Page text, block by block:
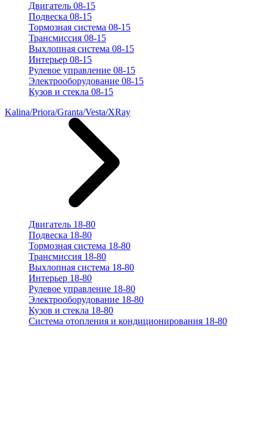
Двигатель 08-15
Подвеска 08-15
Тормозная система 08-15
Трансмиссия 08-15
Выхлопная система 08-15
Интерьер 08-15
Рулевое управление 08-15
Электрооборудование 08-15
Кузов и стекла 08-15
Kalina/Priora/Granta/Vesta/XRay
Двигатель 18-80
Подвеска 18-80
Тормозная система 18-80
Трансмиссия 18-80
Выхлопная система 18-80
Интерьер 18-80
Рулевое управление 18-80
Электрооборудование 18-80
Кузов и стекла 18-80
Система отопления и кондиционирования 18-80